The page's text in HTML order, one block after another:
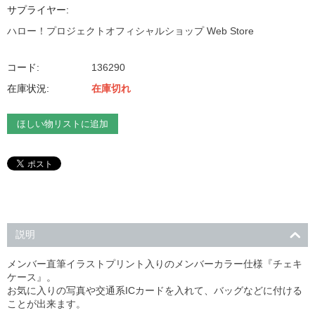
サプライヤー:
ハロー！プロジェクトオフィシャルショップ Web Store
コード:
136290
在庫状況:
在庫切れ
ほしい物リストに追加
説明
メンバー直筆イラストプリント入りのメンバーカラー仕様『チェキ
ケース』。
お気に入りの写真や交通系ICカードを入れて、バッグなどに付ける
ことが出来ます。